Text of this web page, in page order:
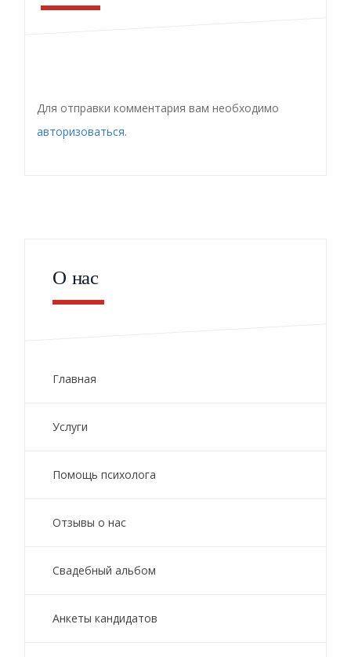
Для отправки комментария вам необходимо
авторизоваться.
О нас
Главная
Услуги
Помощь психолога
Отзывы о нас
Свадебный альбом
Анкеты кандидатов